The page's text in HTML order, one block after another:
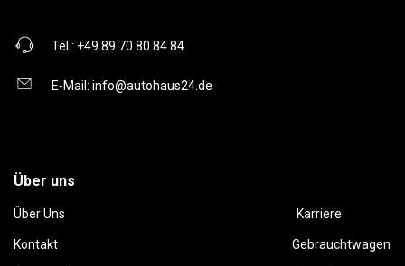
Tel.: +49 89 70 80 84 84
E-Mail: info@autohaus24.de
Über uns
Über Uns Karriere
Kontakt Gebrauchtwagen